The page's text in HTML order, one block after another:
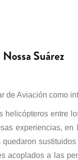
Suárez
de Aviación como
helicópteros entre
experiencias,
acoplados a las